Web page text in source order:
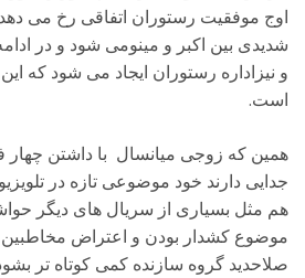
اوج موفقیت رستوران اتفاقی رخ می
شدیدی بین اکبر و مینومی شود و در
و نیزاداره رستوران ایجاد می شود که
است.
همین که زوجی میانسال با داشتن چهار
جدایی دارند خود موضوعی تازه در
هم مثل بسیاری از سریال های دیگر
موضوع کشدار بودن و اعتراض
صلاحدید گروه سازنده کمی کوتاه تر